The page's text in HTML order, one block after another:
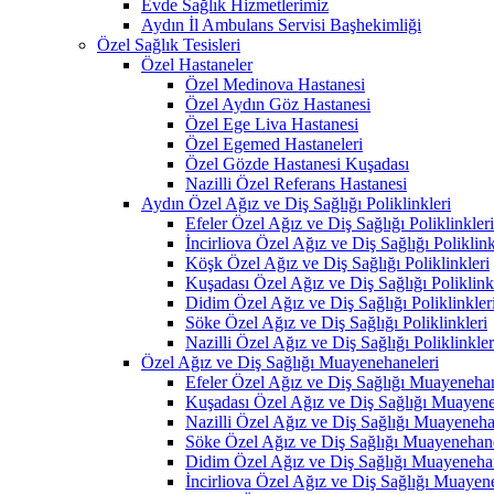
Evde Sağlık Hizmetlerimiz
Aydın İl Ambulans Servisi Başhekimliği
Özel Sağlık Tesisleri
Özel Hastaneler
Özel Medinova Hastanesi
Özel Aydın Göz Hastanesi
Özel Ege Liva Hastanesi
Özel Egemed Hastaneleri
Özel Gözde Hastanesi Kuşadası
Nazilli Özel Referans Hastanesi
Aydın Özel Ağız ve Diş Sağlığı Poliklinkleri
Efeler Özel Ağız ve Diş Sağlığı Poliklinkleri
İncirliova Özel Ağız ve Diş Sağlığı
Köşk Özel Ağız ve Diş Sağlığı Poliklinkleri
Kuşadası Özel Ağız ve Diş Sağlığı
Didim Özel Ağız ve Diş Sağlığı Poliklinkleri
Söke Özel Ağız ve Diş Sağlığı Poliklinkleri
Nazilli Özel Ağız ve Diş Sağlığı
Özel Ağız ve Diş Sağlığı Muayenehaneleri
Efeler Özel Ağız ve Diş Sağlığı
Kuşadası Özel Ağız ve Diş Sağlığı
Nazilli Özel Ağız ve Diş Sağlığı
Söke Özel Ağız ve Diş Sağlığı
Didim Özel Ağız ve Diş Sağlığı
İncirliova Özel Ağız ve Diş Sağlığı